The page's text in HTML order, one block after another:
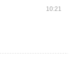
10:21